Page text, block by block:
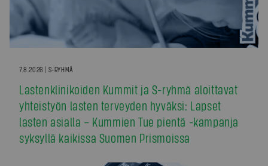
7.8.2026 | S-RYHMÄ
Lastenklinikoiden Kummit ja S-ryhmä aloittavat
yhteistyön lasten terveyden hyväksi: Lapset
lasten asialla – Kummien Tue pientä -kampanja
syksyllä kaikissa Suomen Prismoissa